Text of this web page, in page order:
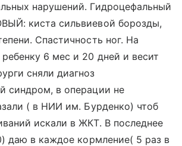
нарушений. Гидроцефальный
киста сильвиевой борозды,
Спастичность ног. На
6 мес и 20 дней и весит
сняли диагноз
синдром, в операции не
( в НИИ им. Бурденко) чтоб
искали в ЖКТ. В последнее
даю в каждое кормление( 5 раз в